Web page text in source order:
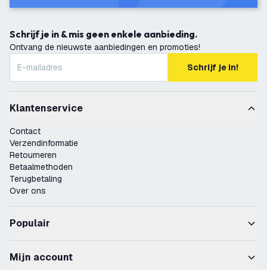
Schrijf je in & mis geen enkele aanbieding.
Ontvang de nieuwste aanbiedingen en promoties!
Schrijf je in!
Klantenservice
Contact
Verzendinformatie
Retourneren
Betaalmethoden
Terugbetaling
Over ons
Populair
Mijn account